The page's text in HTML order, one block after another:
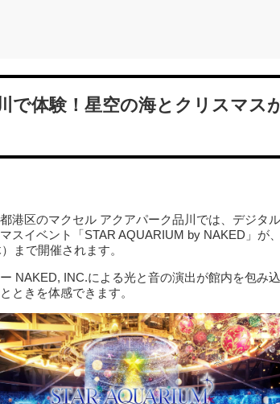
で体験！星空の海とクリスマス
港区のマクセル アクアパーク品川では、デジタ
スイベント「STAR AQUARIUM by NAKED」が
まで開催されます。
NAKED, INC.による光と音の演出が館内を包み
ときを体感できます。